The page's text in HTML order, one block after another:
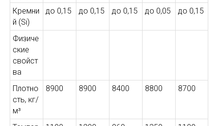
Кремни
й (Si)
до 0,15 до 0,15 до 0,15 до 0,05 до 0,15
Физиче
ские
свойст
ва
Плотно
сть, кг/
м³
8900 8900 8400 8800 8700